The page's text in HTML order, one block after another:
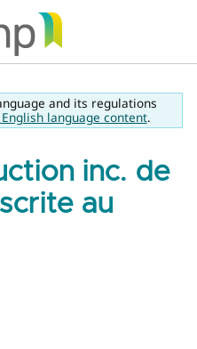
and its regulations
language content.
inc. de
au